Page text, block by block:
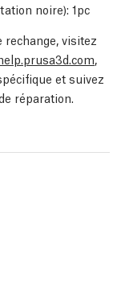
noire): 1pc
visitez
,
et suivez
réparation.